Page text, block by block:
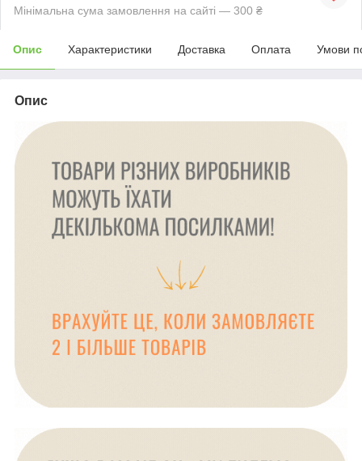
Мінімальна сума замовлення на сайті — 300 ₴
Опис Характеристики Доставка Оплата Умови
Опис